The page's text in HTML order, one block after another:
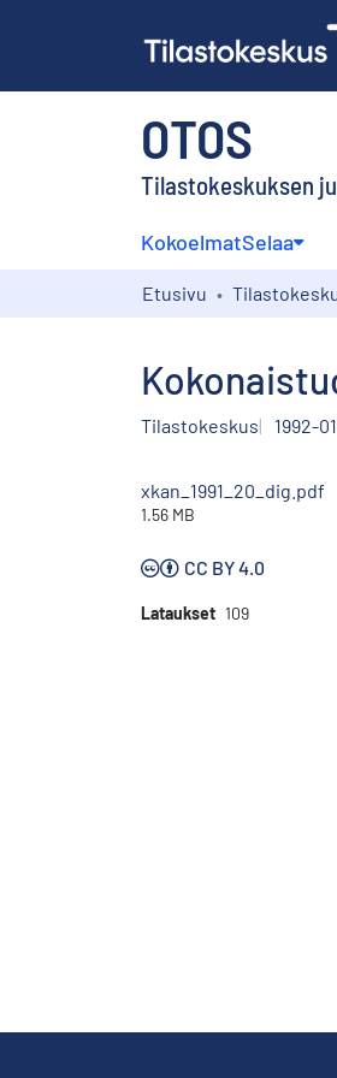
OTOS
Tilastokeskuksen
KokoelmatSelaa
Etusivu
Tilastokeskus 1992-
xkan_1991_20_dig.pdf
1.56 MB
CC BY 4.0
Lataukset 109